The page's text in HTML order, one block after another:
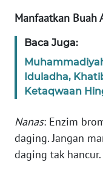
Manfaatkan Buah
Baca Juga:
Iduladha,
Ketaqwaan
Nanas: Enzim
daging. Jangan
daging tak hancur.
SUMUT
WN
JAKARTA
WN
JABAR